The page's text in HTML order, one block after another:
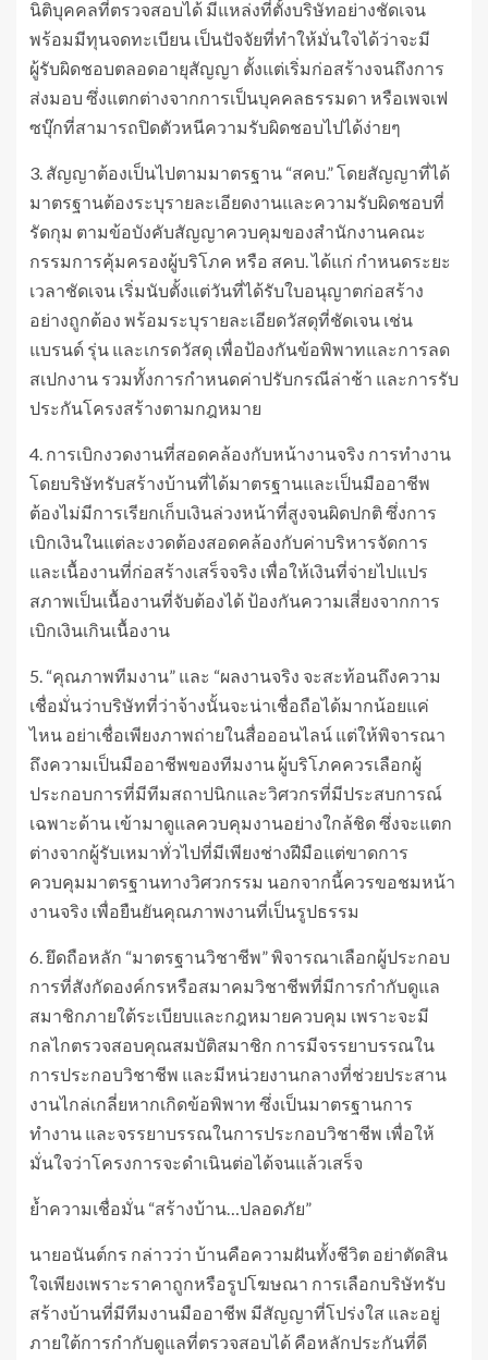
นิติบุคคลที่ตรวจสอบได้ มีแหล่งที่ตั้งบริษัทอย่างชัดเจน
พร้อมมีทุนจดทะเบียน เป็นปัจจัยที่ทำให้มั่นใจได้ว่าจะมี
ผู้รับผิดชอบตลอดอายุสัญญา ตั้งแต่เริ่มก่อสร้างจนถึงการ
ส่งมอบ ซึ่งแตกต่างจากการเป็นบุคคลธรรมดา หรือเพจเฟ
ซบุ๊กที่สามารถปิดตัวหนีความรับผิดชอบไปได้ง่ายๆ
3. สัญญาต้องเป็นไปตามมาตรฐาน “สคบ.” โดยสัญญาที่ได้
มาตรฐานต้องระบุรายละเอียดงานและความรับผิดชอบที่
รัดกุม ตามข้อบังคับสัญญาควบคุมของสำนักงานคณะ
กรรมการคุ้มครองผู้บริโภค หรือ สคบ. ได้แก่ กำหนดระยะ
เวลาชัดเจน เริ่มนับตั้งแต่วันที่ได้รับใบอนุญาตก่อสร้าง
อย่างถูกต้อง พร้อมระบุรายละเอียดวัสดุที่ชัดเจน เช่น
แบรนด์ รุ่น และเกรดวัสดุ เพื่อป้องกันข้อพิพาทและการลด
สเปกงาน รวมทั้งการกำหนดค่าปรับกรณีล่าช้า และการรับ
ประกันโครงสร้างตามกฎหมาย
4. การเบิกงวดงานที่สอดคล้องกับหน้างานจริง การทำงาน
โดยบริษัทรับสร้างบ้านที่ได้มาตรฐานและเป็นมืออาชีพ
ต้องไม่มีการเรียกเก็บเงินล่วงหน้าที่สูงจนผิดปกติ ซึ่งการ
เบิกเงินในแต่ละงวดต้องสอดคล้องกับค่าบริหารจัดการ
และเนื้องานที่ก่อสร้างเสร็จจริง เพื่อให้เงินที่จ่ายไปแปร
สภาพเป็นเนื้องานที่จับต้องได้ ป้องกันความเสี่ยงจากการ
เบิกเงินเกินเนื้องาน
5. “คุณภาพทีมงาน” และ “ผลงานจริง จะสะท้อนถึงความ
เชื่อมั่นว่าบริษัทที่ว่าจ้างนั้นจะน่าเชื่อถือได้มากน้อยแค่
ไหน อย่าเชื่อเพียงภาพถ่ายในสื่อออนไลน์ แต่ให้พิจารณา
ถึงความเป็นมืออาชีพของทีมงาน ผู้บริโภคควรเลือกผู้
ประกอบการที่มีทีมสถาปนิกและวิศวกรที่มีประสบการณ์
เฉพาะด้าน เข้ามาดูแลควบคุมงานอย่างใกล้ชิด ซึ่งจะแตก
ต่างจากผู้รับเหมาทั่วไปที่มีเพียงช่างฝีมือแต่ขาดการ
ควบคุมมาตรฐานทางวิศวกรรม นอกจากนี้ควรขอชมหน้า
งานจริง เพื่อยืนยันคุณภาพงานที่เป็นรูปธรรม
6. ยึดถือหลัก “มาตรฐานวิชาชีพ” พิจารณาเลือกผู้ประกอบ
การที่สังกัดองค์กรหรือสมาคมวิชาชีพที่มีการกำกับดูแล
สมาชิกภายใต้ระเบียบและกฎหมายควบคุม เพราะจะมี
กลไกตรวจสอบคุณสมบัติสมาชิก การมีจรรยาบรรณใน
การประกอบวิชาชีพ และมีหน่วยงานกลางที่ช่วยประสาน
งานไกล่เกลี่ยหากเกิดข้อพิพาท ซึ่งเป็นมาตรฐานการ
ทำงาน และจรรยาบรรณในการประกอบวิชาชีพ เพื่อให้
มั่นใจว่าโครงการจะดำเนินต่อได้จนแล้วเสร็จ
ย้ำความเชื่อมั่น “สร้างบ้าน…ปลอดภัย”
นายอนันต์กร กล่าวว่า บ้านคือความฝันทั้งชีวิต อย่าตัดสิน
ใจเพียงเพราะราคาถูกหรือรูปโฆษณา การเลือกบริษัทรับ
สร้างบ้านที่มีทีมงานมืออาชีพ มีสัญญาที่โปร่งใส และอยู่
ภายใต้การกำกับดูแลที่ตรวจสอบได้ คือหลักประกันที่ดี